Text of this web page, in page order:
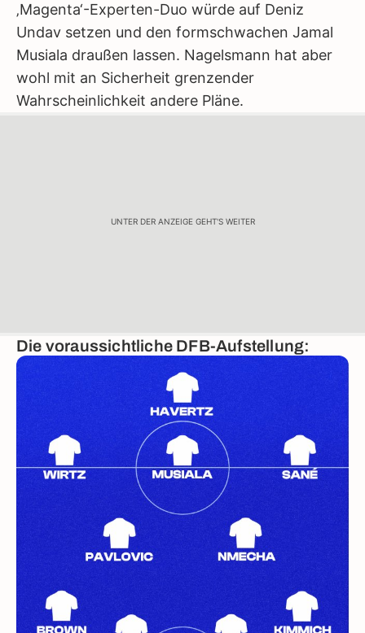
‚Magenta‘-Experten-Duo würde auf Deniz
Undav setzen und den formschwachen Jamal
Musiala draußen lassen. Nagelsmann hat aber
wohl mit an Sicherheit grenzender
Wahrscheinlichkeit andere Pläne.
UNTER DER ANZEIGE GEHT'S WEITER
Die voraussichtliche DFB-Aufstellung: